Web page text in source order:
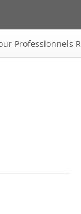
Professionnels